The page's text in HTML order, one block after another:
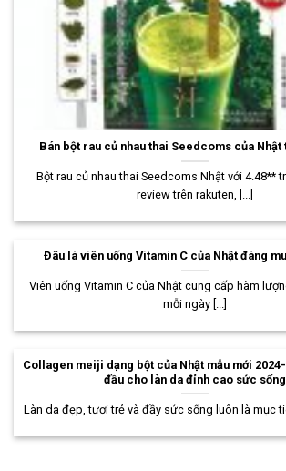
Bán bột rau củ nhau thai Seedcoms của Nhật
Bột rau củ nhau thai Seedcoms Nhật với 4.48**
review trên rakuten, [...]
Đâu là viên uống Vitamin C của Nhật đáng
Viên uống Vitamin C của Nhật cung cấp hàm
mỗi ngày [...]
Collagen meiji dạng bột của Nhật mẫu mới
đầu cho làn da đỉnh cao sức sống
Làn da đẹp, tươi trẻ và đầy sức sống luôn là mục